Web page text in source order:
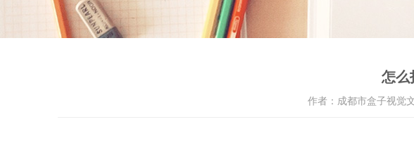
怎么
作者： 成都市盒子视觉